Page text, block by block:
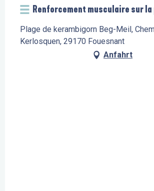
Renforcement musculaire sur la
Plage de kerambigorn Beg-Meil,
Kerlosquen, 29170 Fouesnant
Anfahrt